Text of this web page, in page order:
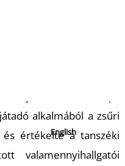
alkalmából a zsűri
értékelte a tanszéki
valamennyihallgatói